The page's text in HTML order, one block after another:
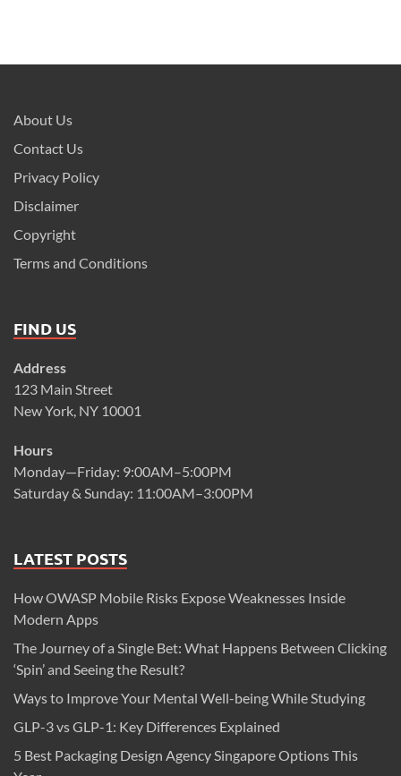
About Us
Contact Us
Privacy Policy
Disclaimer
Copyright
Terms and Conditions
FIND US
Address
123 Main Street
New York, NY 10001
Hours
Monday—Friday: 9:00AM–5:00PM
Saturday & Sunday: 11:00AM–3:00PM
LATEST POSTS
How OWASP Mobile Risks Expose Weaknesses Inside
Modern Apps
The Journey of a Single Bet: What Happens Between Clicking
‘Spin’ and Seeing the Result?
Ways to Improve Your Mental Well-being While Studying
GLP-3 vs GLP-1: Key Differences Explained
5 Best Packaging Design Agency Singapore Options This